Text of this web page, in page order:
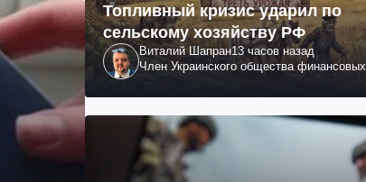
Топливный кризис ударил по
сельскому хозяйству РФ
Виталий Шапран13 часов назад
Член Украинского общества финансовых